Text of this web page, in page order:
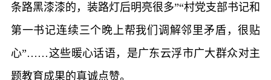
条路黑漆漆的，装路灯后明亮很多”“村党支部书记和
第一书记连续三个晚上帮我们调解邻里矛盾，很贴
心”……这些暖心话语，是广东云浮市广大群众对主
题教育成果的真诚点赞。